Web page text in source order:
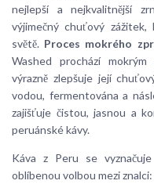
nejlepší a nejkvalitnější
výjimečný chuťový
světě. Proces mokrého
Washed prochází
výrazně zlepšuje její
vodou, fermentována a
zajišťuje čistou, jasnou a
peruánské kávy.
Káva z Peru se
oblíbenou volbou mezi znalci: